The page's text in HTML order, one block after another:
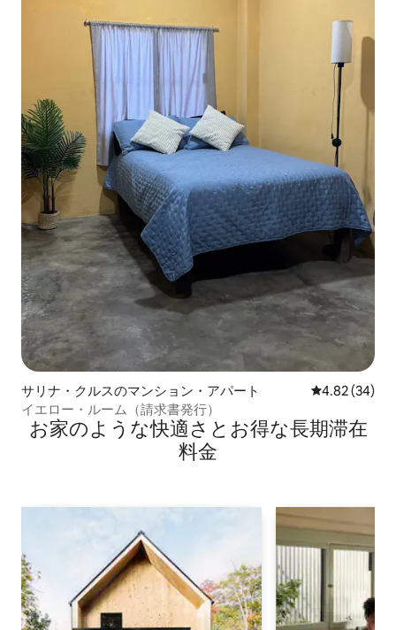
サリナ・クルスのマンション・アパート レビュー34
4.82 (34)
イエロー・ルーム（請求書発行）
お家のような快⁠適⁠さ⁠とお⁠得⁠な長⁠期⁠滞⁠在
料⁠金